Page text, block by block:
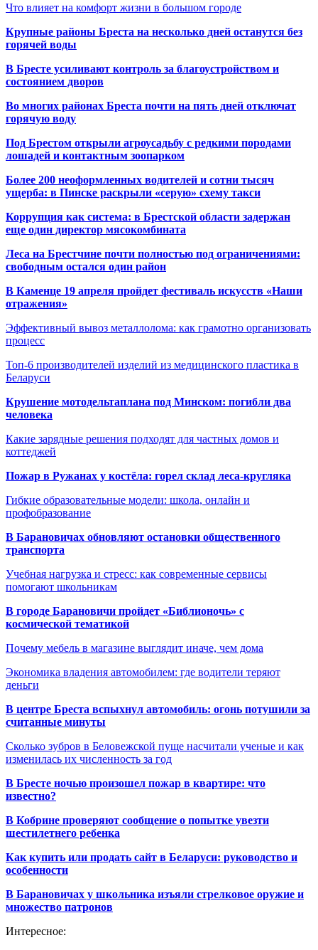
Что влияет на комфорт жизни в большом городе
Крупные районы Бреста на несколько дней останутся без
горячей воды
В Бресте усиливают контроль за благоустройством и
состоянием дворов
Во многих районах Бреста почти на пять дней отключат
горячую воду
Под Брестом открыли агроусадьбу с редкими породами
лошадей и контактным зоопарком
Более 200 неоформленных водителей и сотни тысяч
ущерба: в Пинске раскрыли «серую» схему такси
Коррупция как система: в Брестской области задержан
еще один директор мясокомбината
Леса на Брестчине почти полностью под ограничениями:
свободным остался один район
В Каменце 19 апреля пройдет фестиваль искусств «Наши
отражения»
Эффективный вывоз металлолома: как грамотно организовать
процесс
Топ-6 производителей изделий из медицинского пластика в
Беларуси
Крушение мотодельтаплана под Минском: погибли два
человека
Какие зарядные решения подходят для частных домов и
коттеджей
Пожар в Ружанах у костёла: горел склад леса-кругляка
Гибкие образовательные модели: школа, онлайн и
профобразование
В Барановичах обновляют остановки общественного
транспорта
Учебная нагрузка и стресс: как современные сервисы
помогают школьникам
В городе Барановичи пройдет «Библионочь» с
космической тематикой
Почему мебель в магазине выглядит иначе, чем дома
Экономика владения автомобилем: где водители теряют
деньги
В центре Бреста вспыхнул автомобиль: огонь потушили за
считанные минуты
Сколько зубров в Беловежской пуще насчитали ученые и как
изменилась их численность за год
В Бресте ночью произошел пожар в квартире: что
известно?
В Кобрине проверяют сообщение о попытке увезти
шестилетнего ребенка
Как купить или продать сайт в Беларуси: руководство и
особенности
В Барановичах у школьника изъяли стрелковое оружие и
множество патронов
Интересное: